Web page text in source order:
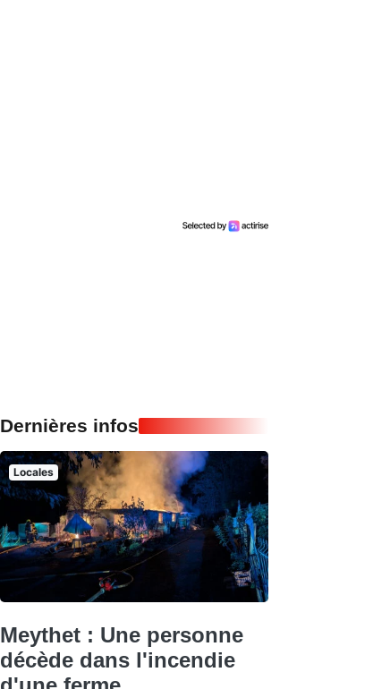
Dernières infos
Locales
Meythet : Une personne
décède dans l'incendie